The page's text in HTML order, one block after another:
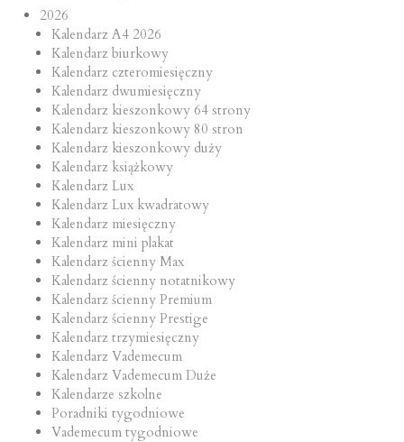
2026
Kalendarz A4 2026
Kalendarz biurkowy
Kalendarz czteromiesięczny
Kalendarz dwumiesięczny
Kalendarz kieszonkowy 64 strony
Kalendarz kieszonkowy 80 stron
Kalendarz kieszonkowy duży
Kalendarz książkowy
Kalendarz Lux
Kalendarz Lux kwadratowy
Kalendarz miesięczny
Kalendarz mini plakat
Kalendarz ścienny Max
Kalendarz ścienny notatnikowy
Kalendarz ścienny Premium
Kalendarz ścienny Prestige
Kalendarz trzymiesięczny
Kalendarz Vademecum
Kalendarz Vademecum Duże
Kalendarze szkolne
Poradniki tygodniowe
Vademecum tygodniowe